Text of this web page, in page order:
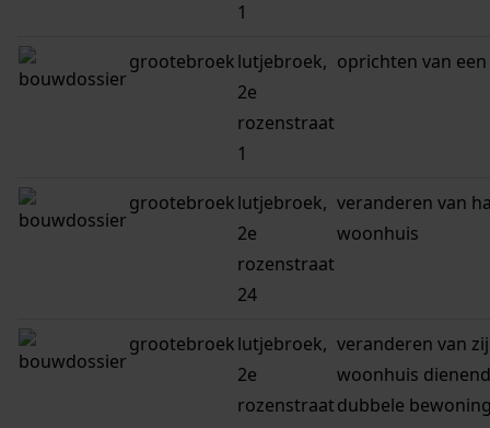
1
grootebroeklutjebroek,
2e
rozenstraat
1
oprichten van
grootebroeklutjebroek,
2e
rozenstraat
24
veranderen van
woonhuis
grootebroeklutjebroek,
2e
rozenstraat
veranderen van
woonhuis
dubbele